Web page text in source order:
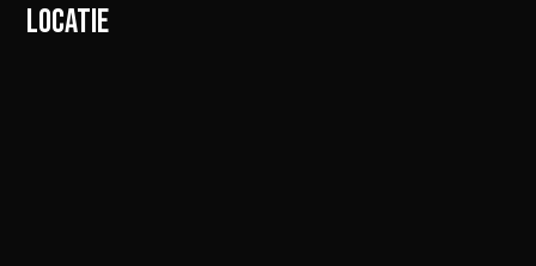
LOCATIE